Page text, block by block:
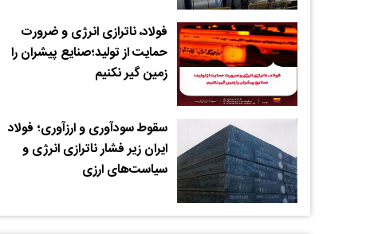
فولاد، ناترازی انرژی و ضرورت
حمایت از تولید؛صنایع پیشران را
زمین گیر نکنیم
سقوط سودآوری و ارزآوری؛ فولاد
ایران زیر فشار ناترازی انرژی و
سیاست‌های ارزی